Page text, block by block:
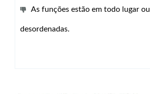
As funções estão em todo lugar ou
desordenadas.